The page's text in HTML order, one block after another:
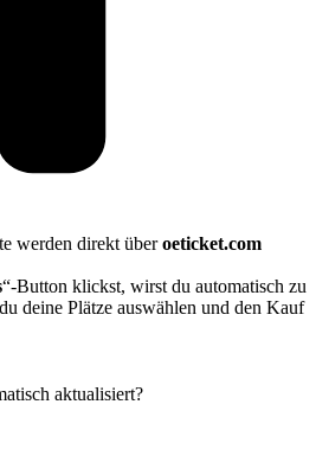
werden direkt überoeticket.com
“-Button klickst, wirst du automatisch zu
deine Plätze auswählen und den Kauf
aktualisiert?